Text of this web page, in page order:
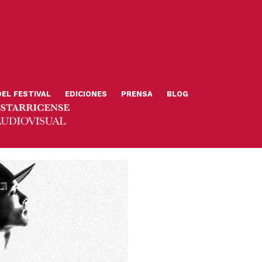
FESTIVAL EDICIONES PRENSA BLOG